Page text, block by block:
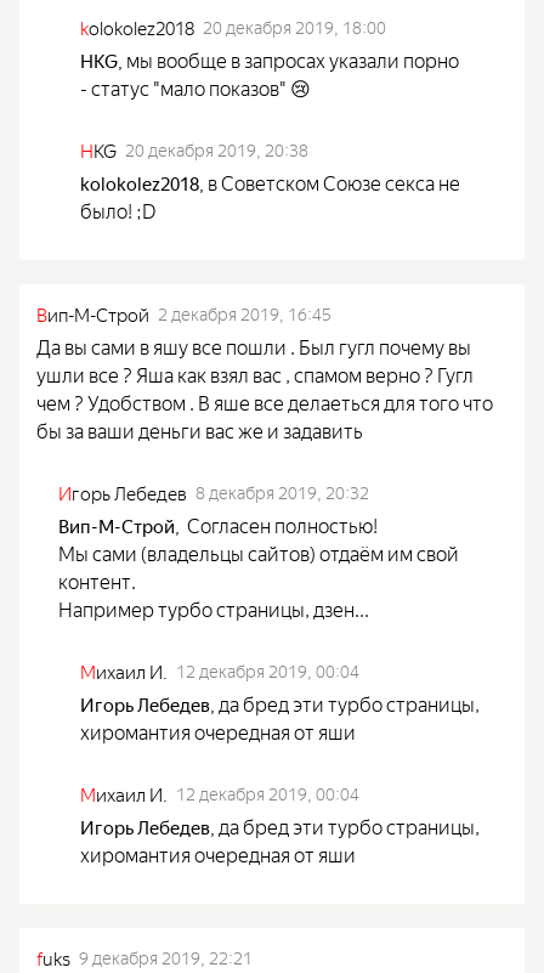
kolokolez2018 20 декабря 2019, 18:00
HKG мы вообще в запросах указали порно
- статус "мало показов" 😢
HKG 20 декабря 2019, 20:38
kolokolez2018 в Советском Союзе секса не
было! ;D
Вип-М-Строй 2 декабря 2019, 16:45
Да вы сами в яшу все пошли . Был гугл почему вы
ушли все ? Яша как взял вас , спамом верно ? Гугл
чем ? Удобством . В яше все делаеться для того что
бы за ваши деньги вас же и задавить
Игорь Лебедев 8 декабря 2019, 20:32
Вип-М-Строй Согласен полностью!
Мы сами (владельцы сайтов) отдаём им свой
контент.
Например турбо страницы, дзен...
Михаил И. 12 декабря 2019, 00:04
Игорь Лебедев да бред эти турбо страницы,
хиромантия очередная от яши
Михаил И. 12 декабря 2019, 00:04
Игорь Лебедев да бред эти турбо страницы,
хиромантия очередная от яши
fuks 9 декабря 2019, 22:21